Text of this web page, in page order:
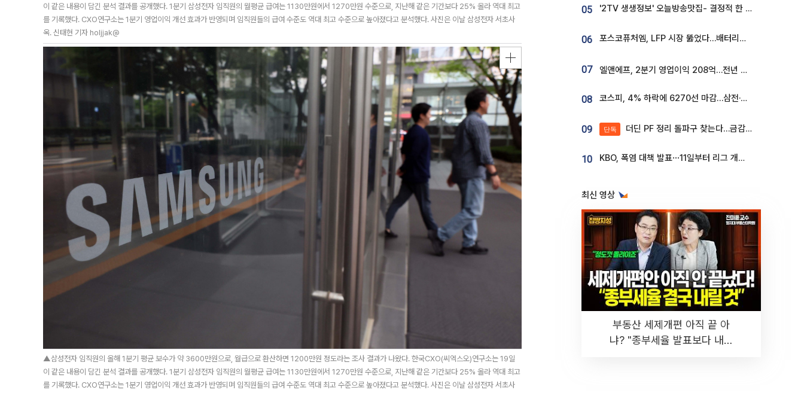
이 같은 내용이 담긴 분석 결과를 공개했다. 1분기 삼성전자 임직원의 월평균 급여는 1130만원에서 1270만원 수준으로, 지난해 같은 기간보다 25% 올라 역대 최고
를 기록했다. CXO연구소는 1분기 영업이익 개선 효과가 반영되며 임직원들의 급여 수준도 역대 최고 수준으로 높아졌다고 분석했다. 사진은 이날 삼성전자 서초사
옥. 신태현 기자 holjjak@
▲삼성전자 임직원의 올해 1분기 평균 보수가 약 3600만원으로, 월급으로 환산하면 1200만원 정도라는 조사 결과가 나왔다. 한국CXO(씨엑스오)연구소는 19일
이 같은 내용이 담긴 분석 결과를 공개했다. 1분기 삼성전자 임직원의 월평균 급여는 1130만원에서 1270만원 수준으로, 지난해 같은 기간보다 25% 올라 역대 최고
를 기록했다. CXO연구소는 1분기 영업이익 개선 효과가 반영되며 임직원들의 급여 수준도 역대 최고 수준으로 높아졌다고 분석했다. 사진은 이날 삼성전자 서초사
05 '2TV 생생정보' 오늘방송맛집- 결정적 한 수, 3종 메밀면! 메밀 소바 맛집 '의○○○○'
06 포스코퓨처엠, LFP 시장 뚫었다…배터리사와 대규모 장기 공급 합의
07 엘앤에프, 2분기 영업이익 208억…전년 比 흑자전환
08 코스피, 4% 하락에 6270선 마감…삼전·SK하닉 '와르르' 각각 6%·10%대 급락
09 단독 더딘 PF 정리 돌파구 찾는다…금감원, 1년 반 만에 매각설명회 재개
10 KBO, 폭염 대책 발표⋯11일부터 리그 개시ㆍ경기 오후 7시 시작
최신 영상
부동산 세제개편 아직 끝 아
냐? "종부세율 발표보다 내릴